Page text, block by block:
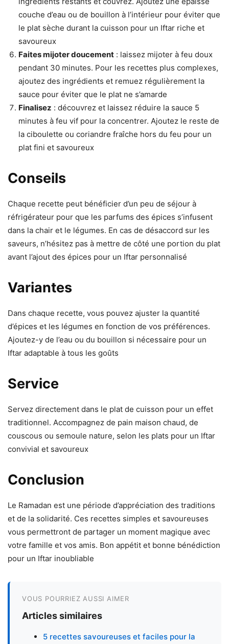
couche d’eau ou de bouillon à l’intérieur pour éviter que
le plat sèche durant la cuisson pour un Iftar riche et
savoureux
Faites mijoter doucement : laissez mijoter à feu doux
pendant 30 minutes. Pour les recettes plus complexes,
ajoutez des ingrédients et remuez régulièrement la
sauce pour éviter que le plat ne s’amarde
Finalisez : découvrez et laissez réduire la sauce 5
minutes à feu vif pour la concentrer. Ajoutez le reste de
la ciboulette ou coriandre fraîche hors du feu pour un
plat fini et savoureux
Conseils
Chaque recette peut bénéficier d’un peu de séjour à
réfrigérateur pour que les parfums des épices s’infusent
dans la chair et le légumes. En cas de désaccord sur les
saveurs, n’hésitez pas à mettre de côté une portion du plat
avant l’ajout des épices pour un Iftar personnalisé
Variantes
Dans chaque recette, vous pouvez ajuster la quantité
d’épices et les légumes en fonction de vos préférences.
Ajoutez-y de l’eau ou du bouillon si nécessaire pour un
Iftar adaptable à tous les goûts
Service
Servez directement dans le plat de cuisson pour un effet
traditionnel. Accompagnez de pain maison chaud, de
couscous ou semoule nature, selon les plats pour un Iftar
convivial et savoureux
Conclusion
Le Ramadan est une période d’appréciation des traditions
et de la solidarité. Ces recettes simples et savoureuses
vous permettront de partager un moment magique avec
votre famille et vos amis. Bon appétit et bonne bénédiction
pour un Iftar inoubliable
VOUS POURRIEZ AUSSI AIMER
Articles similaires
5 recettes savoureuses et faciles pour la